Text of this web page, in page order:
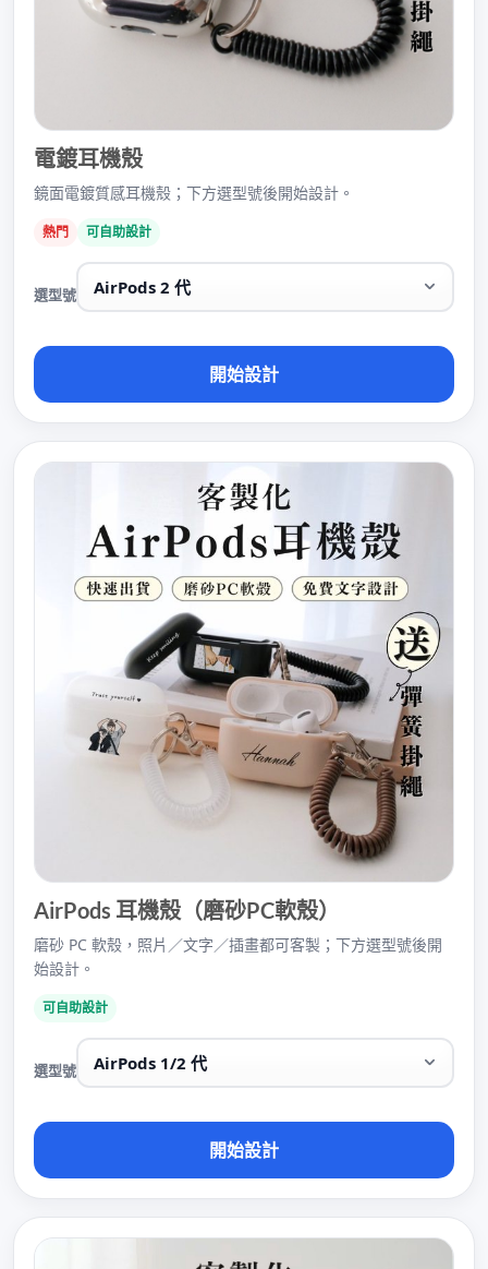
電鍍耳機殼
鏡面電鍍質感耳機殼；下方選型號後開始設計。
熱門 可自助設計
選型號
開始設計
AirPods 耳機殼（磨砂PC軟殼）
磨砂 PC 軟殼，照片／文字／插畫都可客製；下方選型號後開
始設計。
可自助設計
選型號
開始設計